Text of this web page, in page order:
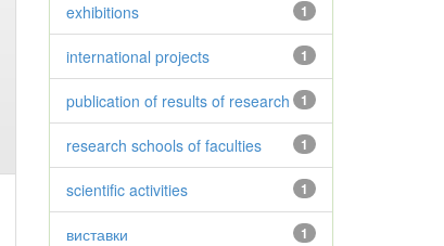
1
exhibitions
1
international projects
1
publication of results of research
1
research schools of faculties
1
scientific activities
1
виставки